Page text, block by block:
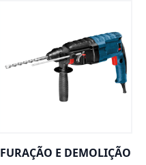
FURAÇÃO E DEMOLIÇÃO